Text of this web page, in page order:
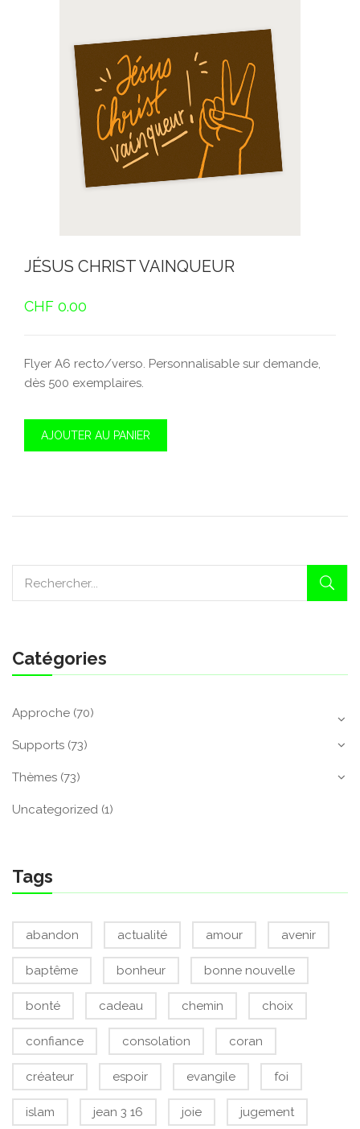
Catégories
Approche (70)
Supports (73)
Thèmes (73)
Uncategorized (1)
Tags
abandon actualité amour avenir
baptême bonheur bonne nouvelle
bonté cadeau chemin choix
confiance consolation coran
créateur espoir evangile foi
islam jean 3 16 joie jugement
JÉSUS CHRIST VAINQUEUR
CHF 0.00
Flyer A6 recto/verso. Personnalisable sur demande,
dès 500 exemplaires.
AJOUTER AU PANIER